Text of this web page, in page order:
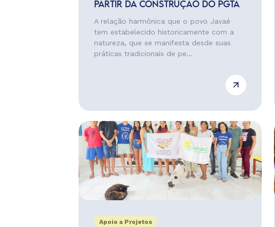
PARTIR DA CONSTRUÇÃO DO PGTA
A relação harmônica que o povo Javaé
tem estabelecido historicamente com a
natureza, que se manifesta desde suas
práticas tradicionais de pe...
Apoio a Projetos